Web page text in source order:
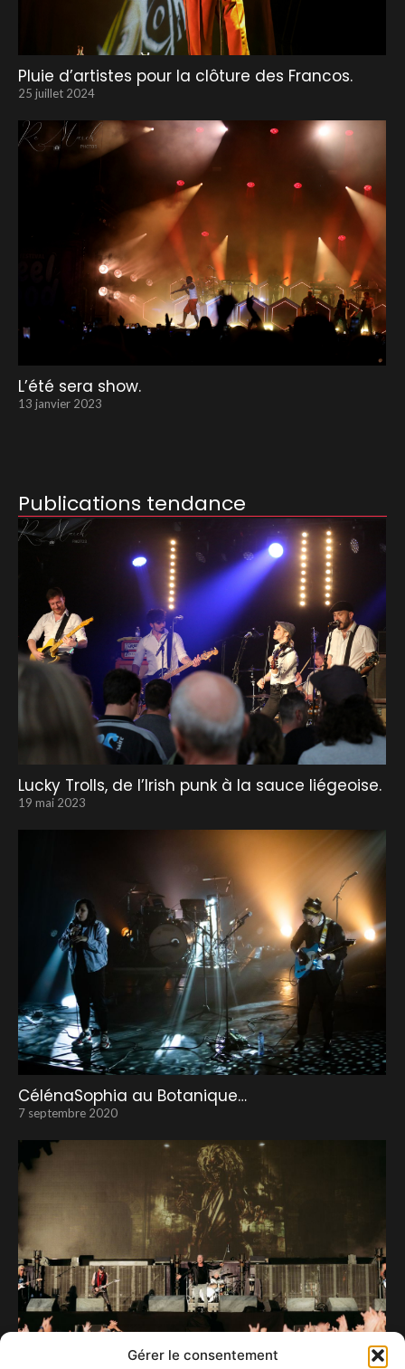
Gérer le consentement
Pluie d’artistes pour la clôture des Francos.
25 juillet 2024
L’été sera show.
13 janvier 2023
Publications tendance
Lucky Trolls, de l’Irish punk à la sauce liégeoise.
19 mai 2023
CélénaSophia au Botanique…
7 septembre 2020